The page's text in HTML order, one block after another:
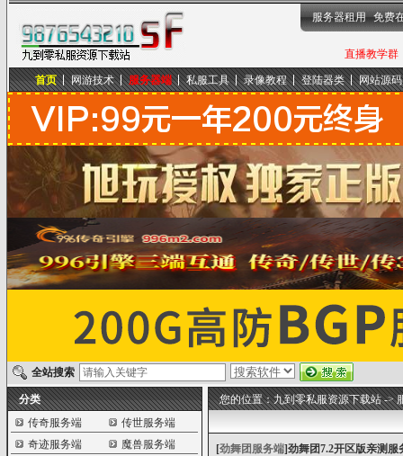
九到零私服资源下载站
直播教学群
服务器租用 免费
首页 网游技术 服务器端 私服工具 录像教程 登陆器类 网站源码
全站搜索
分类
传奇服务端
传世服务端
奇迹服务端
魔兽服务端
您的位置：九到零私服资源下载站->
[劲舞团服务端]劲舞团7.2开区版亲测